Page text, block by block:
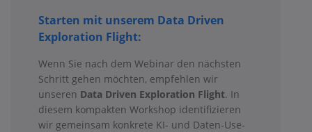
Starten mit unserem Data Driven
Exploration Flight:
Wenn Sie nach dem Webinar den nächsten
Schritt gehen möchten, empfehlen wir
unseren Data Driven Exploration Flight. In
diesem kompakten Workshop identifizieren
wir gemeinsam konkrete KI- und Daten-Use-